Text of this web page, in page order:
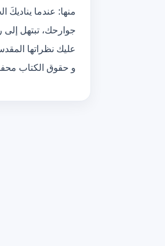
منها: عندما
جوارحك، تبتهل
عليك نظراتها
و حقوق الكتاب